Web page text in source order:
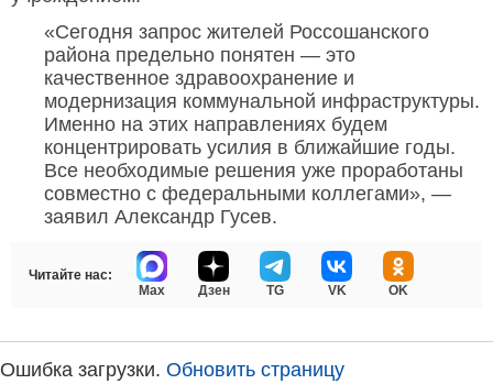
«Сегодня запрос жителей Россошанского
района предельно понятен — это
качественное здравоохранение и
модернизация коммунальной инфраструктуры.
Именно на этих направлениях будем
концентрировать усилия в ближайшие годы.
Все необходимые решения уже проработаны
совместно с федеральными коллегами», —
заявил Александр Гусев.
Читайте нас:
Max
Дзен TG VK OK
Ошибка загрузки. Обновить страницу